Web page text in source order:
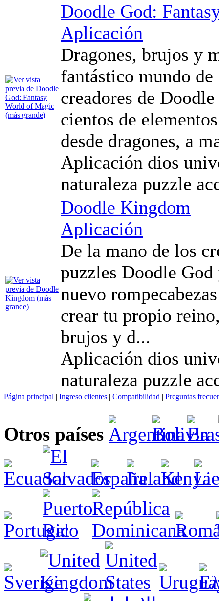
Doodle God:
Aplicación
Dragones, brujos y
fantástico mundo
creadores de
cientos de
desde dragones, a
Aplicación dios
naturaleza puzzle
Doodle Kingdom
Aplicación
De la mano de los
puzzles Doodle
nuevo
crear tu propio
brujos y d...
Aplicación dios
naturaleza puzzle
Página principal | Ingreso clientes | Compatibilidad | Preguntas
Otros países